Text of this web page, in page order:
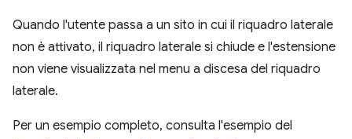
Quando l'utente passa a un sito in cui il riquadro laterale
non è attivato, il riquadro laterale si chiude e l'estensione
non viene visualizzata nel menu a discesa del riquadro
laterale.
Per un esempio completo, consulta l'esempio del